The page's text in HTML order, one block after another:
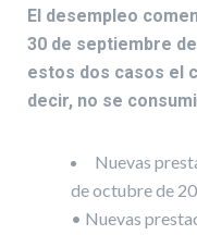
El desempleo
30 de septiembre
estos dos casos el
decir, no se
Nuevas
de octubre de
• Nuevas